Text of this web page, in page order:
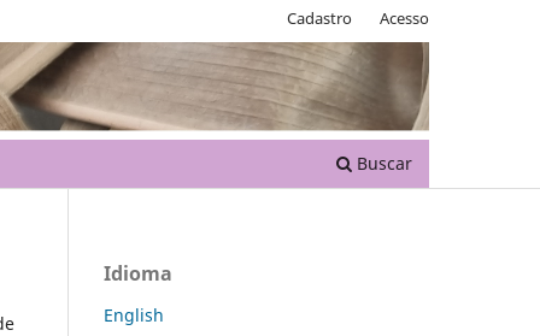
Buscar
Cadastro Acesso
Idioma
English